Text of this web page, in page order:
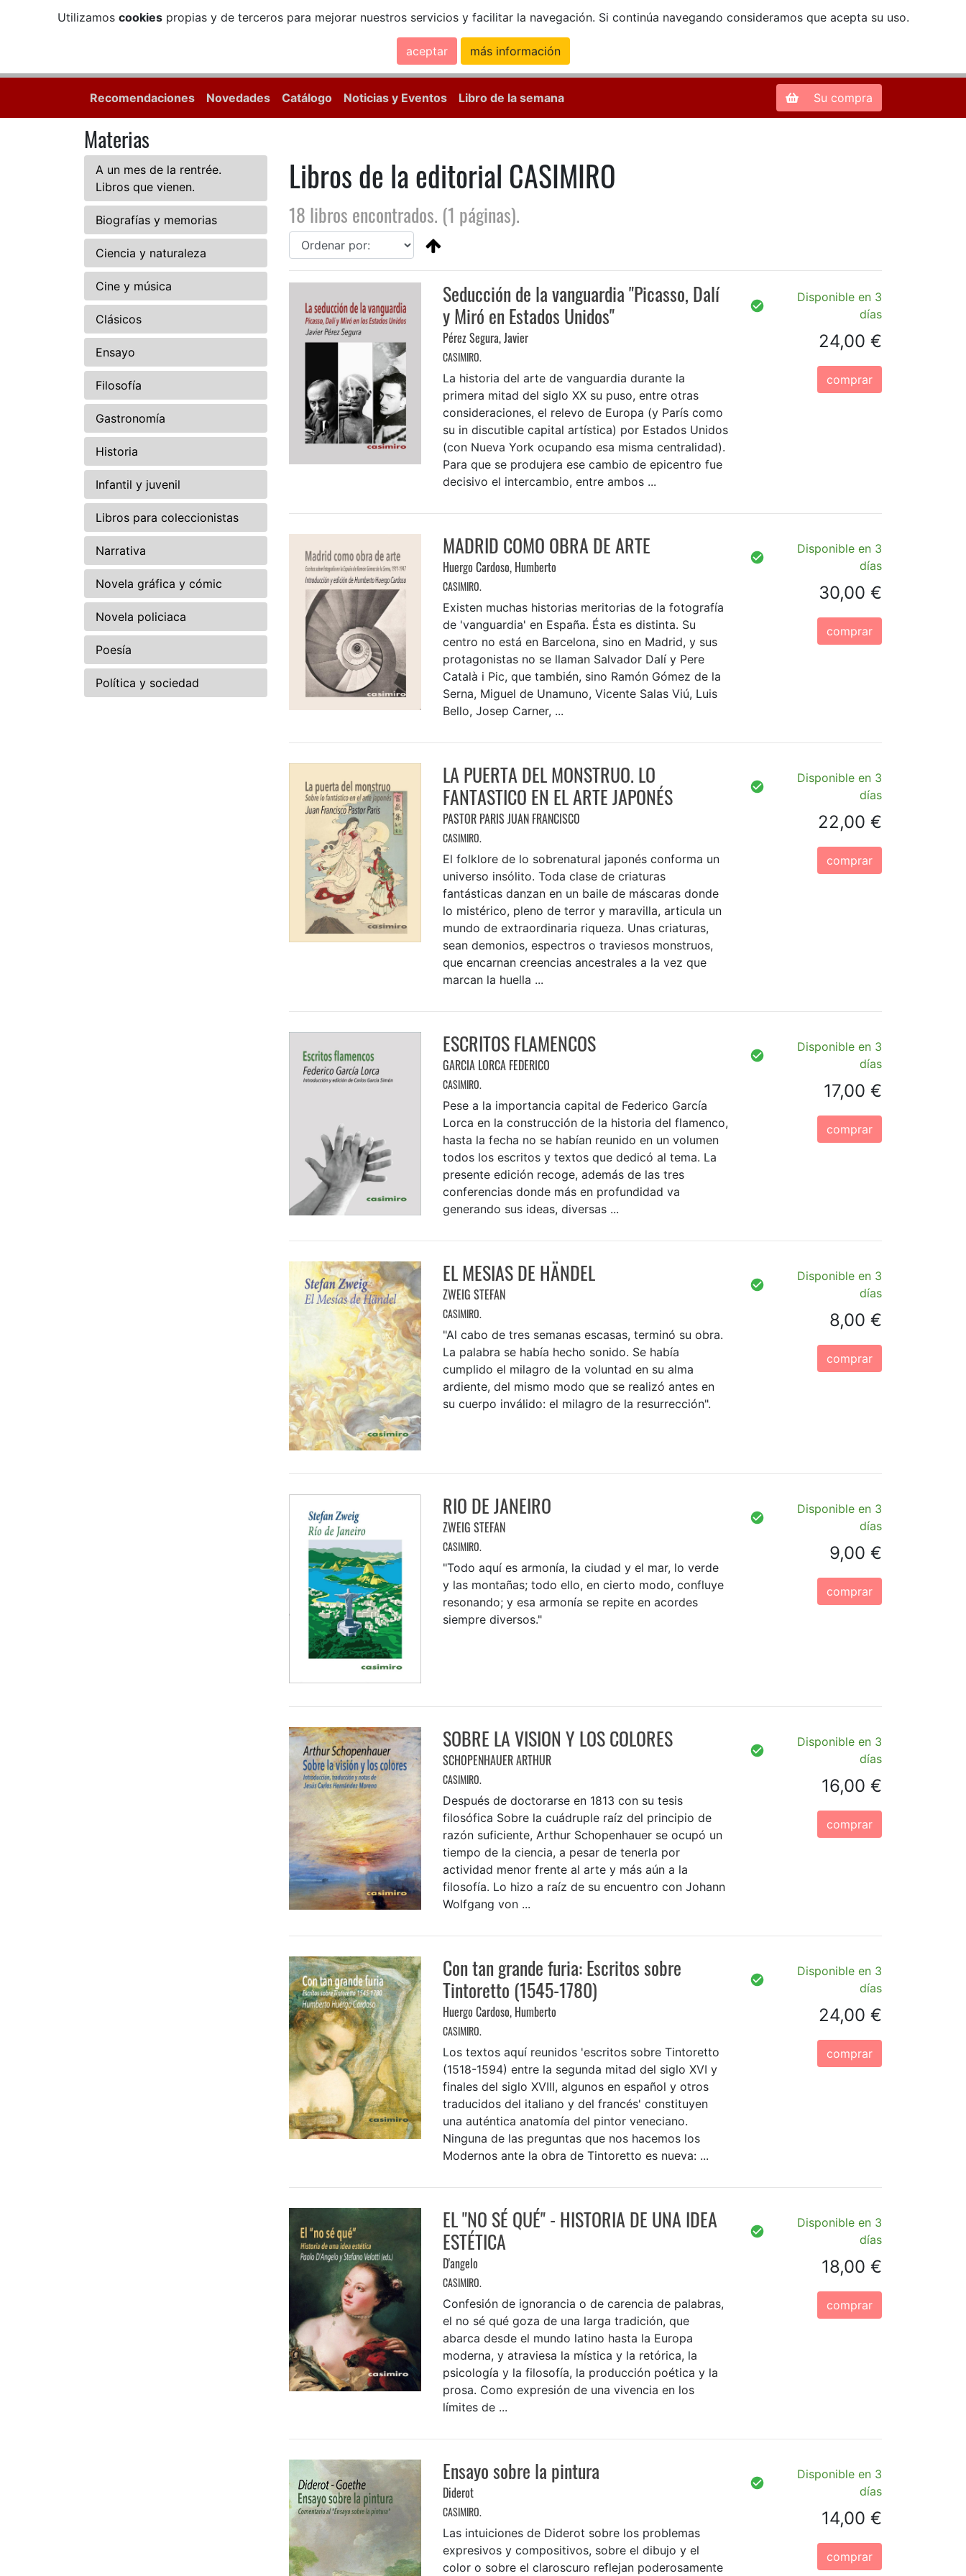
Utilizamos cookiespropias y de terceros para mejorar nuestros servicios y facilitar la navegación. Si continúa navegando consideramos que acepta su uso.
aceptar más información
Zona de Clientes
Recomendaciones Novedades Catálogo Noticias y Eventos Libro de la semana Su compra
Materias
A un mes de la rentrée.
Libros que vienen.
Biografías y memorias
Ciencia y naturaleza
Cine y música
Clásicos
Ensayo
Filosofía
Gastronomía
Historia
Infantil y juvenil
Libros para coleccionistas
Narrativa
Novela gráfica y cómic
Novela policiaca
Poesía
Política y sociedad
Libros de la editorial CASIMIRO
18 libros encontrados. (1 páginas).
Seducción de la vanguardia "Picasso, Dalí
y Miró en Estados Unidos"
Pérez Segura, Javier
CASIMIRO.
La historia del arte de vanguardia durante la
primera mitad del siglo XX su puso, entre otras
consideraciones, el relevo de Europa (y París como
su in discutible capital artística) por Estados Unidos
(con Nueva York ocupando esa misma centralidad).
Para que se produjera ese cambio de epicentro fue
decisivo el intercambio, entre ambos ...
Disponible en 3
días
24,00 €
comprar
MADRID COMO OBRA DE ARTE
Huergo Cardoso, Humberto
CASIMIRO.
Existen muchas historias meritorias de la fotografía
de 'vanguardia' en España. Ésta es distinta. Su
centro no está en Barcelona, sino en Madrid, y sus
protagonistas no se llaman Salvador Dalí y Pere
Català i Pic, que también, sino Ramón Gómez de la
Serna, Miguel de Unamuno, Vicente Salas Viú, Luis
Bello, Josep Carner, ...
Disponible en 3
días
30,00 €
comprar
LA PUERTA DEL MONSTRUO. LO
FANTASTICO EN EL ARTE JAPONÉS
PASTOR PARIS JUAN FRANCISCO
CASIMIRO.
El folklore de lo sobrenatural japonés conforma un
universo insólito. Toda clase de criaturas
fantásticas danzan en un baile de máscaras donde
lo mistérico, pleno de terror y maravilla, articula un
mundo de extraordinaria riqueza. Unas criaturas,
sean demonios, espectros o traviesos monstruos,
que encarnan creencias ancestrales a la vez que
marcan la huella ...
Disponible en 3
días
22,00 €
comprar
ESCRITOS FLAMENCOS
GARCIA LORCA FEDERICO
CASIMIRO.
Pese a la importancia capital de Federico García
Lorca en la construcción de la historia del flamenco,
hasta la fecha no se habían reunido en un volumen
todos los escritos y textos que dedicó al tema. La
presente edición recoge, además de las tres
conferencias donde más en profundidad va
generando sus ideas, diversas ...
Disponible en 3
días
17,00 €
comprar
EL MESIAS DE HÄNDEL
ZWEIG STEFAN
CASIMIRO.
"Al cabo de tres semanas escasas, terminó su obra.
La palabra se había hecho sonido. Se había
cumplido el milagro de la voluntad en su alma
ardiente, del mismo modo que se realizó antes en
su cuerpo inválido: el milagro de la resurrección".
Disponible en 3
días
8,00 €
comprar
RIO DE JANEIRO
ZWEIG STEFAN
CASIMIRO.
"Todo aquí es armonía, la ciudad y el mar, lo verde
y las montañas; todo ello, en cierto modo, confluye
resonando; y esa armonía se repite en acordes
siempre diversos."
Disponible en 3
días
9,00 €
comprar
SOBRE LA VISION Y LOS COLORES
SCHOPENHAUER ARTHUR
CASIMIRO.
Después de doctorarse en 1813 con su tesis
filosófica Sobre la cuádruple raíz del principio de
razón suficiente, Arthur Schopenhauer se ocupó un
tiempo de la ciencia, a pesar de tenerla por
actividad menor frente al arte y más aún a la
filosofía. Lo hizo a raíz de su encuentro con Johann
Wolfgang von ...
Disponible en 3
días
16,00 €
comprar
Con tan grande furia: Escritos sobre
Tintoretto (1545-1780)
Huergo Cardoso, Humberto
CASIMIRO.
Los textos aquí reunidos 'escritos sobre Tintoretto
(1518-1594) entre la segunda mitad del siglo XVI y
finales del siglo XVIII, algunos en español y otros
traducidos del italiano y del francés' constituyen
una auténtica anatomía del pintor veneciano.
Ninguna de las preguntas que nos hacemos los
Modernos ante la obra de Tintoretto es nueva: ...
Disponible en 3
días
24,00 €
comprar
EL "NO SÉ QUÉ" - HISTORIA DE UNA IDEA
ESTÉTICA
D'angelo
CASIMIRO.
Confesión de ignorancia o de carencia de palabras,
el no sé qué goza de una larga tradición, que
abarca desde el mundo latino hasta la Europa
moderna, y atraviesa la mística y la retórica, la
psicología y la filosofía, la producción poética y la
prosa. Como expresión de una vivencia en los
límites de ...
Disponible en 3
días
18,00 €
comprar
Ensayo sobre la pintura
Diderot
CASIMIRO.
Las intuiciones de Diderot sobre los problemas
expresivos y compositivos, sobre el dibujo y el
color o sobre el claroscuro reflejan poderosamente
Disponible en 3
días
14,00 €
comprar